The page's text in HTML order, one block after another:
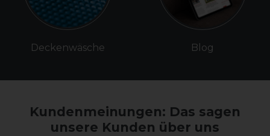
Deckenwäsche Blog
Kundenmeinungen: Das sagen
unsere Kunden über uns